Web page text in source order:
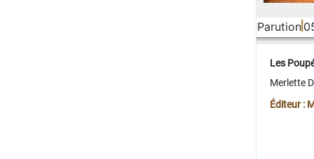
Parution
Les
Merlette
Éditeur :